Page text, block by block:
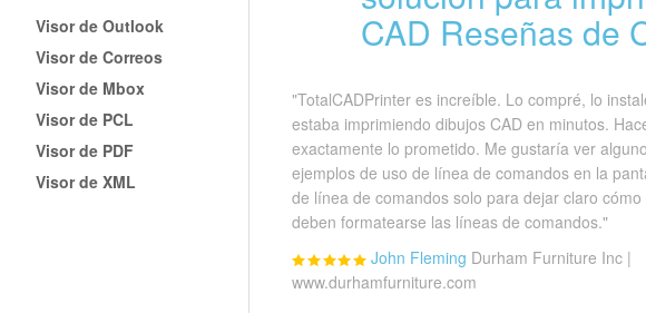
Visor de Outlook
Visor de Correos
Visor de Mbox
Visor de PCL
Visor de PDF
Visor de XML
CAD Reseñas de
"TotalCADPrinter es increíble. Lo compré, lo
estaba imprimiendo dibujos CAD en minutos.
exactamente lo prometido. Me gustaría ver
ejemplos de uso de línea de comandos en la
de línea de comandos solo para dejar claro cómo
deben formatearse las líneas de comandos."
John Fleming Durham Furniture Inc |
www.durhamfurniture.com